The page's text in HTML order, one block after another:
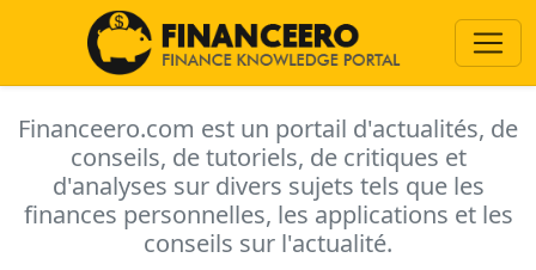
Financeero.com est un portail d'actualités, de
conseils, de tutoriels, de critiques et
d'analyses sur divers sujets tels que les
finances personnelles, les applications et les
conseils sur l'actualité.